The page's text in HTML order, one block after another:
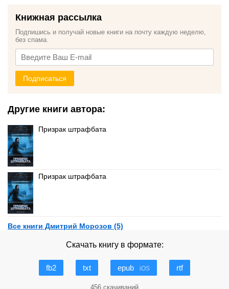
Книжная рассылка
Подпишись и получай новые книги на почту каждую неделю,
без спама.
Подписаться
Другие книги автора:
Призрак штрафбата
Призрак штрафбата
Все книги Дмитрий Морозов (5)
Скачать книгу в формате:
fb2 txt epub iOS rtf
456 скачиваний